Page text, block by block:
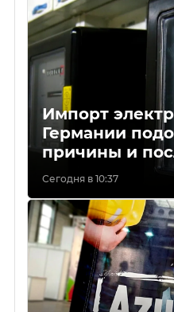
Импорт
Германии
причины и
Сегодня в 10:37